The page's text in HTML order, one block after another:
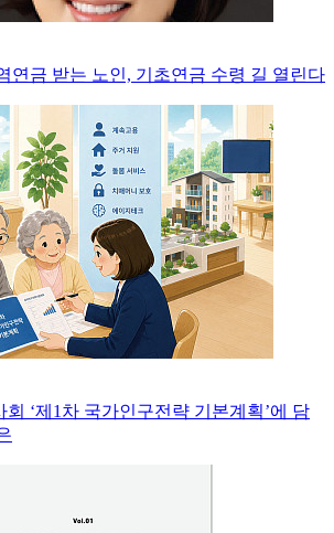
연금 받는 노인, 기초연금 수령 길 열린다
회 ‘제1차 국가인구전략 기본계획’에 담